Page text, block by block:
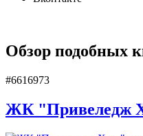
Обзор подобных
#6616973
ЖК "Привеледж